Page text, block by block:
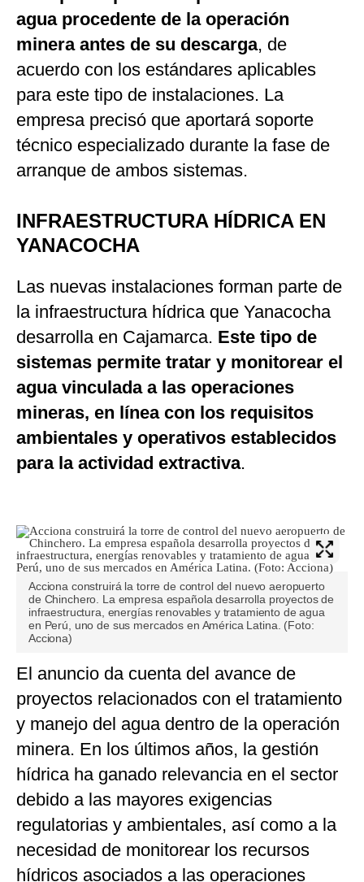
agua procedente de la operación
minera antes de su descarga, de
acuerdo con los estándares aplicables
para este tipo de instalaciones. La
empresa precisó que aportará soporte
técnico especializado durante la fase de
arranque de ambos sistemas.
INFRAESTRUCTURA HÍDRICA EN
YANACOCHA
Las nuevas instalaciones forman parte de
la infraestructura hídrica que Yanacocha
desarrolla en Cajamarca. Este tipo de
sistemas permite tratar y monitorear el
agua vinculada a las operaciones
mineras, en línea con los requisitos
ambientales y operativos establecidos
para la actividad extractiva.
Acciona construirá la torre de control del nuevo aeropuerto
de Chinchero. La empresa española desarrolla proyectos de
infraestructura, energías renovables y tratamiento de agua
en Perú, uno de sus mercados en América Latina. (Foto:
Acciona)
El anuncio da cuenta del avance de
proyectos relacionados con el tratamiento
y manejo del agua dentro de la operación
minera. En los últimos años, la gestión
hídrica ha ganado relevancia en el sector
debido a las mayores exigencias
regulatorias y ambientales, así como a la
necesidad de monitorear los recursos
hídricos asociados a las operaciones